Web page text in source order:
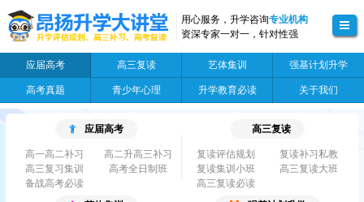
用心服务，升学咨询专业机构
资深专家一对一，针对性强
应届高考 高三复读 艺体集训 强基计划升学
高考真题 青少年心理 升学教育必读 关于我们
应届高考
高一高二补习
高二升高三补习
高三复习集训
高考全日制班
备战高考必读
高三复读
复读评估规划
复读补习私教
复读集训小班
高三复读大班
高三复读必读